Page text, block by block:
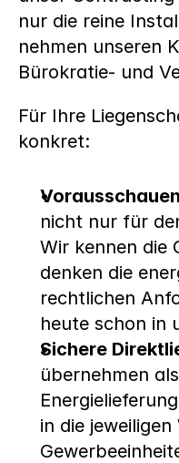
nur die reine
nehmen unseren
Bürokratie- und
Für Ihre
konkret:
nicht nur für
Wir kennen die
denken die
rechtlichen
heute schon in
Sichere
übernehmen
in die